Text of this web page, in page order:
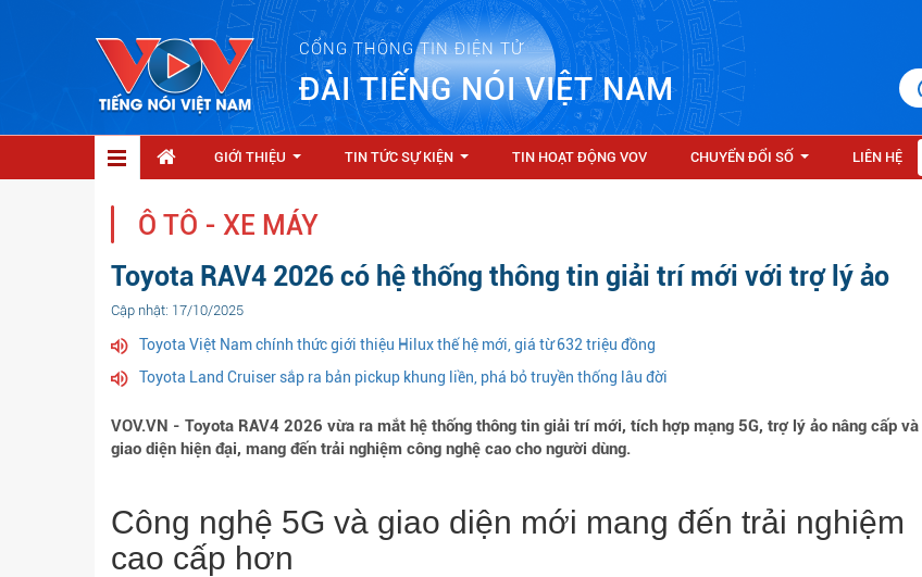
CỔNG THÔNG TIN ĐIỆN TỬ
ĐÀI TIẾNG NÓI VIỆT NAM
GIỚI THIỆU TIN TỨC SỰ KIỆN TIN HOẠT ĐỘNG VOV CHUYỂN ĐỔI SỐ LIÊN HỆ
Ô TÔ - XE MÁY
Toyota RAV4 2026 có hệ thống thông tin giải trí mới với trợ lý ảo
Cập nhật: 17/10/2025
Toyota Việt Nam chính thức giới thiệu Hilux thế hệ mới, giá từ 632 triệu đồng
Toyota Land Cruiser sắp ra bản pickup khung liền, phá bỏ truyền thống lâu đời
VOV.VN - Toyota RAV4 2026 vừa ra mắt hệ thống thông tin giải trí mới, tích hợp mạng 5G, trợ lý ảo nâng cấp và
giao diện hiện đại, mang đến trải nghiệm công nghệ cao cho người dùng.
Công nghệ 5G và giao diện mới mang đến trải nghiệm
cao cấp hơn